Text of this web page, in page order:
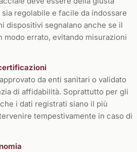
regolabile e facile da indossare
dispositivi segnalano anche se il
modo errato, evitando misurazioni
da enti sanitari o validato
di affidabilità. Soprattutto per gli
i dati registrati siano il più
tempestivamente in caso di